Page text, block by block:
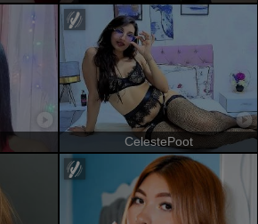
CelestePoot